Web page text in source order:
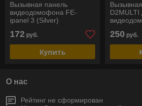
Вызывная панель
видеодомофона FE-
ipanel 3 (Silver)
172 руб.
Купить
D2MULTI
250 руб.
О нас
Рейтинг не сформирован